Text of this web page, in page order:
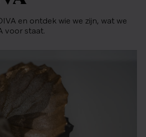
en ontdek wie we zijn, wat we
voor staat.